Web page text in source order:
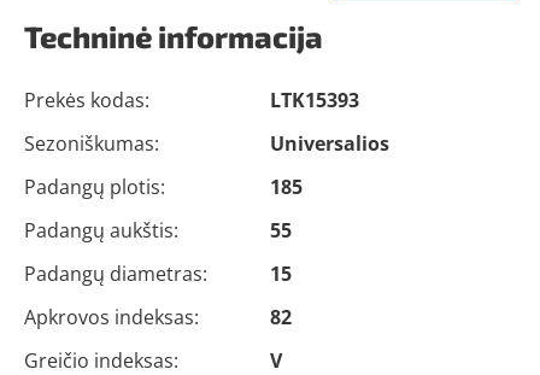
Techninė informacija
Prekės kodas:
LTK15393
Sezoniškumas:
Universalios
Padangų plotis:
185
Padangų aukštis:
55
Padangų diametras:
15
Apkrovos indeksas:
82
Greičio indeksas:
V